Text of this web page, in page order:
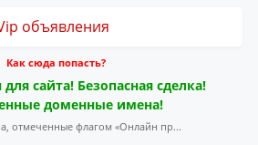
объявления
Как сюда попасть?
сайта! Безопасная сделка!
доменные имена!
отмеченные флагом «Онлайн пр...